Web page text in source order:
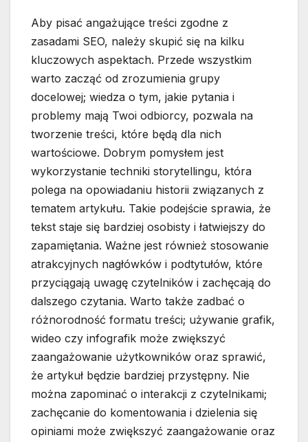
Aby pisać angażujące treści zgodne z
zasadami SEO, należy skupić się na kilku
kluczowych aspektach. Przede wszystkim
warto zacząć od zrozumienia grupy
docelowej; wiedza o tym, jakie pytania i
problemy mają Twoi odbiorcy, pozwala na
tworzenie treści, które będą dla nich
wartościowe. Dobrym pomysłem jest
wykorzystanie techniki storytellingu, która
polega na opowiadaniu historii związanych z
tematem artykułu. Takie podejście sprawia, że
tekst staje się bardziej osobisty i łatwiejszy do
zapamiętania. Ważne jest również stosowanie
atrakcyjnych nagłówków i podtytułów, które
przyciągają uwagę czytelników i zachęcają do
dalszego czytania. Warto także zadbać o
różnorodność formatu treści; używanie grafik,
wideo czy infografik może zwiększyć
zaangażowanie użytkowników oraz sprawić,
że artykuł będzie bardziej przystępny. Nie
można zapominać o interakcji z czytelnikami;
zachęcanie do komentowania i dzielenia się
opiniami może zwiększyć zaangażowanie oraz